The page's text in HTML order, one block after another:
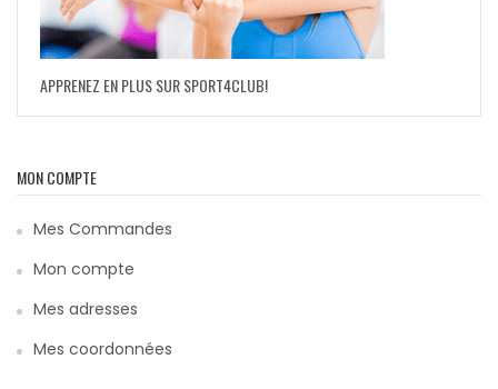
APPRENEZ EN PLUS SUR SPORT4CLUB!
MON COMPTE
Mes Commandes
Mon compte
Mes adresses
Mes coordonnées